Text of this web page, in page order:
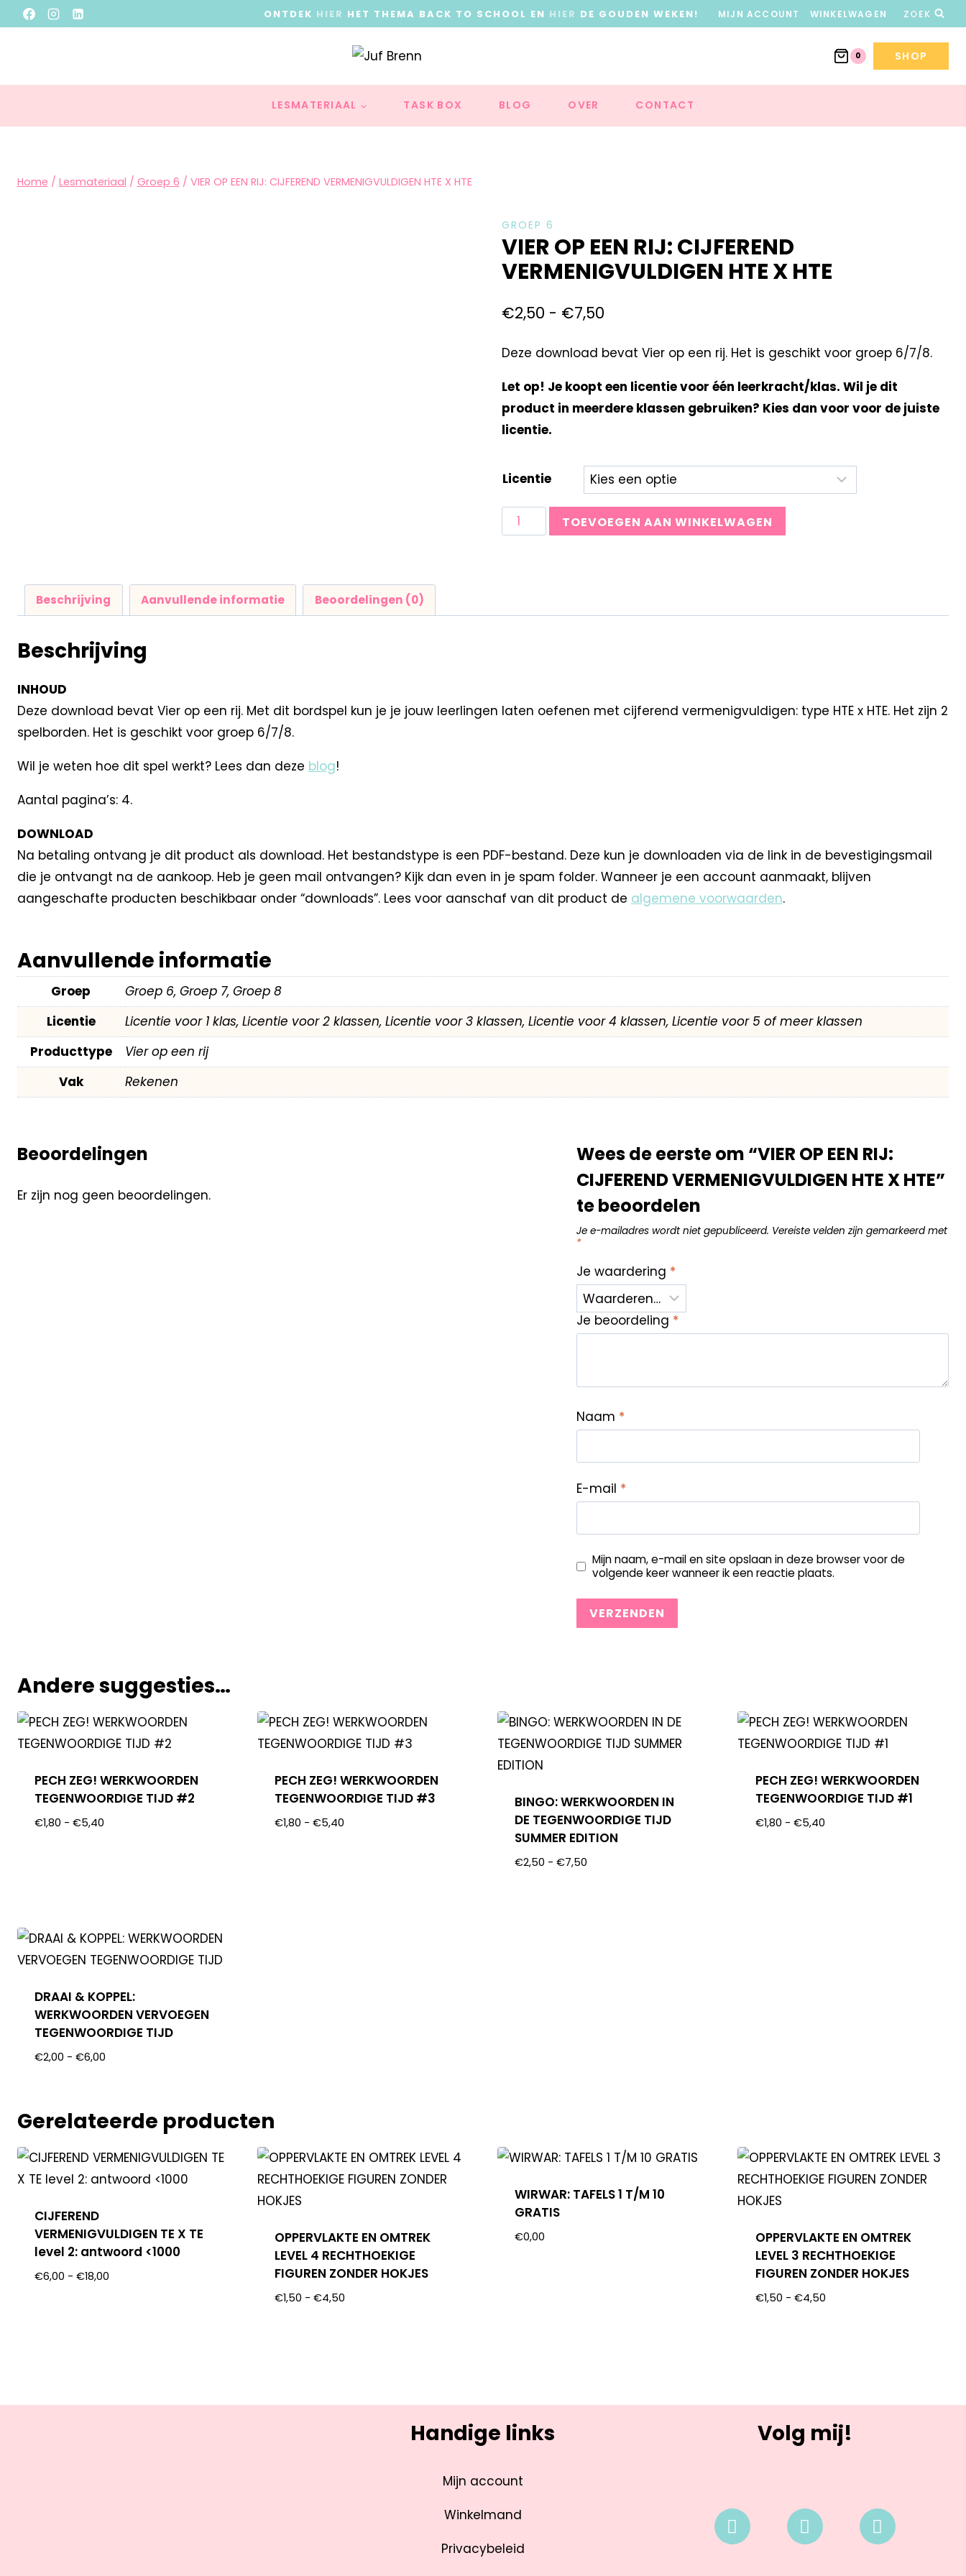
ONTDEK HIER HET THEMA BACK TO SCHOOL EN HIER DE GOUDEN WEKEN! MIJN ACCOUNT WINKELWAGEN ZOEK
0 SHOP
LESMATERIAAL TASK BOX BLOG OVER CONTACT
Home / Lesmateriaal / Groep 6 / VIER OP EEN RIJ: CIJFEREND VERMENIGVULDIGEN HTE X HTE
GROEP 6
VIER OP EEN RIJ: CIJFEREND
VERMENIGVULDIGEN HTE X HTE
€2,50 - €7,50
Deze download bevat Vier op een rij. Het is geschikt voor groep 6/7/8.
Let op! Je koopt een licentie voor één leerkracht/klas. Wil je dit
product in meerdere klassen gebruiken? Kies dan voor voor de juiste
licentie.
Licentie
TOEVOEGEN AAN WINKELWAGEN
Beschrijving Aanvullende informatie Beoordelingen (0)
Beschrijving
INHOUD
Deze download bevat Vier op een rij. Met dit bordspel kun je je jouw leerlingen laten oefenen met cijferend vermenigvuldigen: type HTE x HTE. Het zijn 2
spelborden. Het is geschikt voor groep 6/7/8.
Wil je weten hoe dit spel werkt? Lees dan deze blog!
Aantal pagina’s: 4.
DOWNLOAD
Na betaling ontvang je dit product als download. Het bestandstype is een PDF-bestand. Deze kun je downloaden via de link in de bevestigingsmail
die je ontvangt na de aankoop. Heb je geen mail ontvangen? Kijk dan even in je spam folder. Wanneer je een account aanmaakt, blijven
aangeschafte producten beschikbaar onder “downloads”. Lees voor aanschaf van dit product de algemene voorwaarden.
Aanvullende informatie
Groep
Groep 6, Groep 7, Groep 8
Licentie
Licentie voor 1 klas, Licentie voor 2 klassen, Licentie voor 3 klassen, Licentie voor 4 klassen, Licentie voor 5 of meer klassen
Producttype
Vier op een rij
Vak
Rekenen
Beoordelingen
Er zijn nog geen beoordelingen.
Wees de eerste om “VIER OP EEN RIJ:
CIJFEREND VERMENIGVULDIGEN HTE X HTE”
te beoordelen
Je e-mailadres wordt niet gepubliceerd. Vereiste velden zijn gemarkeerd met
*
Je waardering *
Je beoordeling *
Naam *
E-mail *
Mijn naam, e-mail en site opslaan in deze browser voor de
volgende keer wanneer ik een reactie plaats.
Andere suggesties…
PECH ZEG! WERKWOORDEN
TEGENWOORDIGE TIJD #2
€1,80 - €5,40
PECH ZEG! WERKWOORDEN
TEGENWOORDIGE TIJD #3
€1,80 - €5,40
BINGO: WERKWOORDEN IN
DE TEGENWOORDIGE TIJD
SUMMER EDITION
€2,50 - €7,50
PECH ZEG! WERKWOORDEN
TEGENWOORDIGE TIJD #1
€1,80 - €5,40
DRAAI & KOPPEL:
WERKWOORDEN VERVOEGEN
TEGENWOORDIGE TIJD
€2,00 - €6,00
Gerelateerde producten
CIJFEREND
VERMENIGVULDIGEN TE X TE
level 2: antwoord <1000
€6,00 - €18,00
OPPERVLAKTE EN OMTREK
LEVEL 4 RECHTHOEKIGE
FIGUREN ZONDER HOKJES
€1,50 - €4,50
WIRWAR: TAFELS 1 T/M 10
GRATIS
€0,00
OPPERVLAKTE EN OMTREK
LEVEL 3 RECHTHOEKIGE
FIGUREN ZONDER HOKJES
€1,50 - €4,50
Handige links
Mijn account
Winkelmand
Privacybeleid
Volg mij!